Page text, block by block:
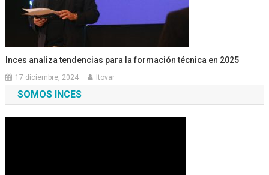
Inces analiza tendencias para la formación técnica en 2025
17 diciembre, 2024 ltovar
SOMOS INCES